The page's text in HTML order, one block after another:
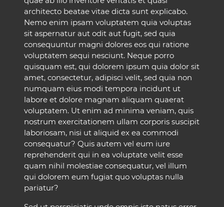
architecto beatae vitae dicta sunt explicabo.
Nemo enim ipsam voluptatem quia voluptas
sit aspernatur aut odit aut fugit, sed quia
consequuntur magni dolores eos qui ratione
voluptatem sequi nesciunt. Neque porro
quisquam est, qui dolorem ipsum quia dolor sit
amet, consectetur, adipisci velit, sed quia non
numquam eius modi tempora incidunt ut
labore et dolore magnam aliquam quaerat
voluptatem. Ut enim ad minima veniam, quis
nostrum exercitationem ullam corporis suscipit
laboriosam, nisi ut aliquid ex ea commodi
consequatur? Quis autem vel eum iure
reprehenderit qui in ea voluptate velit esse
quam nihil molestiae consequatur, vel illum
qui dolorem eum fugiat quo voluptas nulla
pariatur?